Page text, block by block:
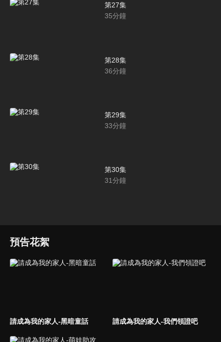
第27集
35分鐘
第28集
36分鐘
第29集
33分鐘
第30集
31分鐘
預告花絮
請成為我的家人-黑暗童話 請成為我的家人-我們領證吧